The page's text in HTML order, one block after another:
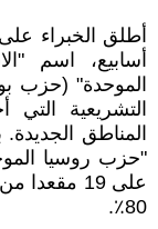
أطلق الخبراء
أسابيع، اسم
الموحدة" (حزب
التشريعية
المناطق
"حزب روسيا
80٪.